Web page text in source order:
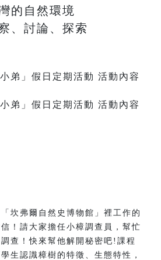
的自然環境
、討論、探索
「坎弗爾自然史博物館」裡工作的
！請大家擔任小樟調查員，幫忙
查！快來幫他解開秘密吧!課程
生認識樟樹的特徵、生態特性，